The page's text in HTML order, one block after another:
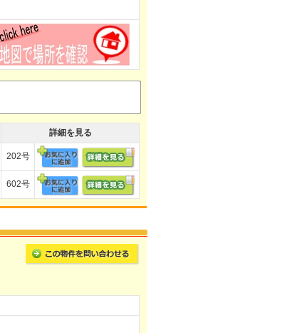
詳細を見る
202号
602号